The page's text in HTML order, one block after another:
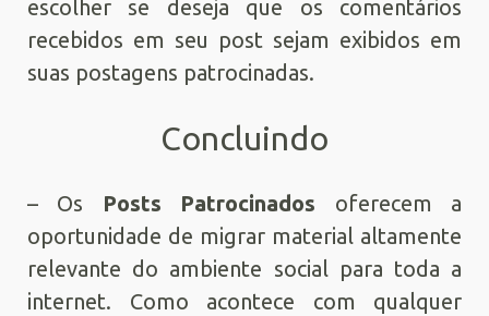
escolher se deseja que os comentários
recebidos em seu post sejam exibidos em
suas postagens patrocinadas.
Concluindo
– Os Posts Patrocinados oferecem a
oportunidade de migrar material altamente
relevante do ambiente social para toda a
internet. Como acontece com qualquer